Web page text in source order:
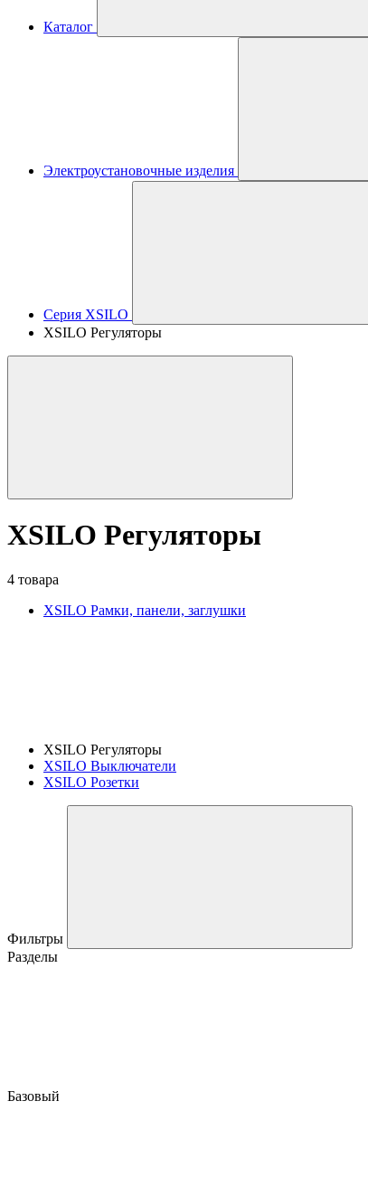
Каталог
Электроустановочные изделия
Серия XSILO
XSILO Регуляторы
XSILO Регуляторы
4 товара
XSILO Рамки, панели, заглушки
XSILO Регуляторы
XSILO Выключатели
XSILO Розетки
Фильтры
Разделы
Базовый